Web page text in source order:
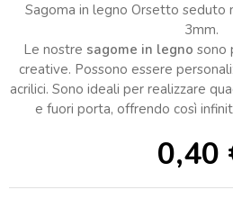
Sagoma in legno Orsetto seduto
3mm.
Le nostre sagome in legno sono
creative. Possono essere
acrilici. Sono ideali per realizzare
e fuori porta, offrendo così
0,40